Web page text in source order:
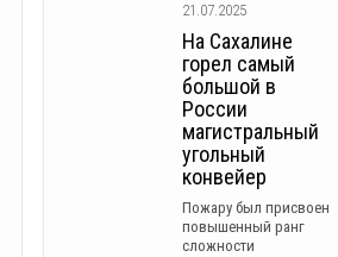
21.07.2025
На Сахалине
горел самый
большой в
России
магистральный
угольный
конвейер
Пожару был присвоен
повышенный ранг
сложности